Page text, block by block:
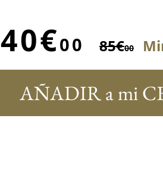
40€00 85€00
AÑADIR a mi